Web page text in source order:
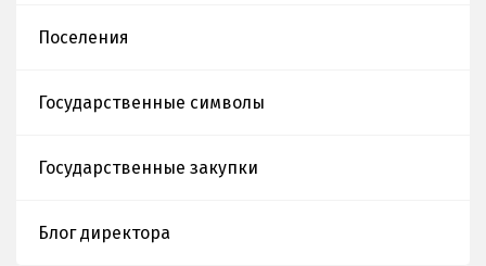
Поселения
Государственные символы
Государственные закупки
Блог директора